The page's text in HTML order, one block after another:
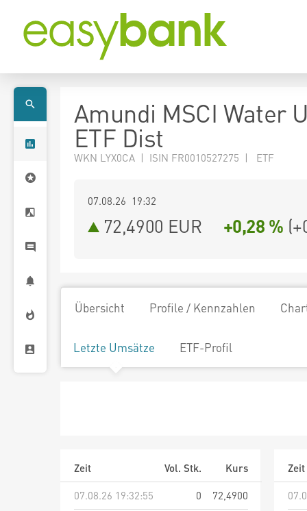
Amundi MSCI Water
ETF Dist
WKN LYX0CA | ISIN FR0010527275 | ETF
07.08.26 19:32
72,4900 EUR +0,28 % (
Übersicht Profile / Kennzahlen
Letzte Umsätze ETF-Profil
Zeit Vol. Stk.
Kurs
07.08.26 19:32:55
0
72,4900
Zeit